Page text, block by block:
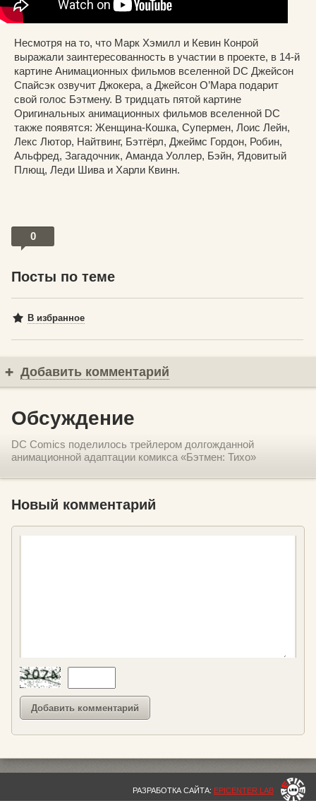
Несмотря на то, что Марк Хэмилл и Кевин Конрой
выражали заинтересованность в участии в проекте, в 14-й
картине Анимационных фильмов вселенной DC Джейсон
Спайсэк озвучит Джокера, а Джейсон О’Мара подарит
свой голос Бэтмену. В тридцать пятой картине
Оригинальных анимационных фильмов вселенной DC
также появятся: Женщина-Кошка, Супермен, Лоис Лейн,
Лекс Лютор, Найтвинг, Бэтгёрл, Джеймс Гордон, Робин,
Альфред, Загадочник, Аманда Уоллер, Бэйн, Ядовитый
Плющ, Леди Шива и Харли Квинн.
0
Посты по теме
В избранное
Добавить комментарий
Обсуждение
DC Comics поделилось трейлером долгожданной
анимационной адаптации комикса «Бэтмен: Тихо»
Новый комментарий
РАЗРАБОТКА САЙТА: EPICENTER LAB